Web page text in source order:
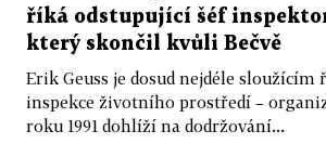
říká odstupující šéf
který skončil kvůli Bečvě
Erik Geuss je dosud nejdéle sloužícím
inspekce životního prostředí –
roku 1991 dohlíží na dodržování...